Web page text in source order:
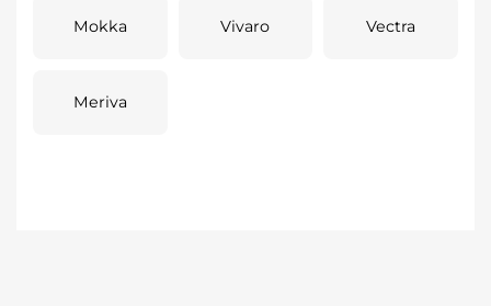
Mokka Vivaro Vectra
Meriva